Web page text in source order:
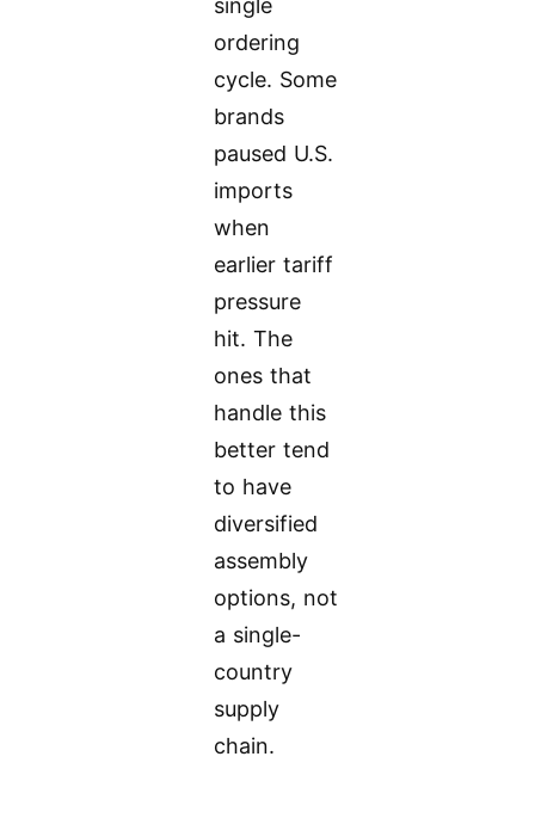
single
ordering
cycle. Some
brands
paused U.S.
imports
when
earlier tariff
pressure
hit. The
ones that
handle this
better tend
to have
diversified
assembly
options, not
a single-
country
supply
chain.